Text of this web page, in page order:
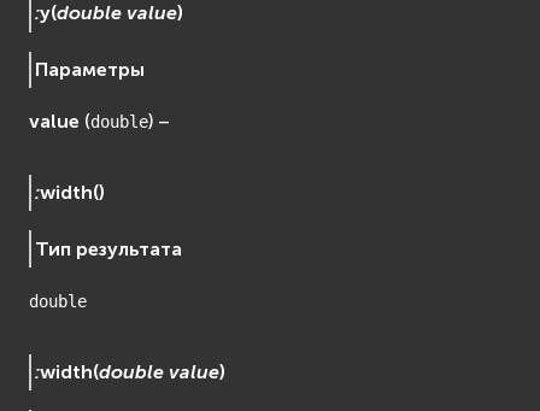
:y(double value)
Параметры
value (double) –
:width()
Тип результата
double
:width(double value)